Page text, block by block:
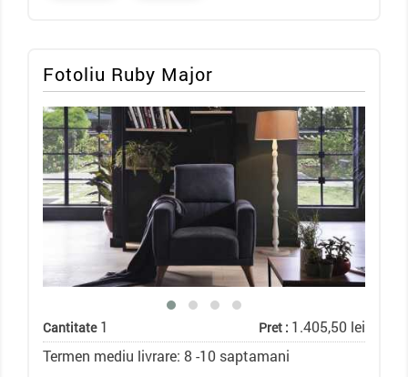
Fotoliu Ruby Major
Cantitate1 Pret : 1.405,50 lei
Termen mediu livrare: 8 -10 saptamani